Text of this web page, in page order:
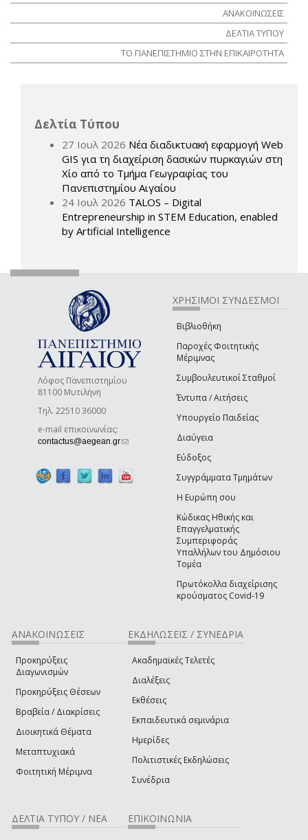
ΑΝΑΚΟΙΝΩΣΕΙΣ
ΔΕΛΤΙΑ ΤΥΠΟΥ
ΤΟ ΠΑΝΕΠΙΣΤΗΜΙΟ ΣΤΗΝ ΕΠΙΚΑΙΡΟΤΗΤΑ
Δελτία Τύπου
27 Ιουλ 2026 Νέα διαδικτυακή εφαρμογή Web
GIS για τη διαχείριση δασικών πυρκαγιών στη
Χίο από το Τμήμα Γεωγραφίας του
Πανεπιστημίου Αιγαίου
24 Ιουλ 2026 TALOS – Digital
Entrepreneurship in STEM Education, enabled
by Artificial Intelligence
Λόφος Πανεπιστημίου
81100 Μυτιλήνη
Τηλ. 22510 36000
e-mail επικοινωνίας:
contactus@aegean.gr(link sends e-mail)
ΧΡΗΣΙΜΟΙ ΣΥΝΔΕΣΜΟΙ
Βιβλιοθήκη
Παροχές Φοιτητικής
Μέριμνας
Συμβουλευτικοί Σταθμοί
Έντυπα / Αιτήσεις
Υπουργείο Παιδείας
Διαύγεια
Εύδοξος
Συγγράμματα Τμημάτων
Η Ευρώπη σου
Κώδικας Ηθικής και
Επαγγελματικής
Συμπεριφοράς
Υπαλλήλων του Δημόσιου
Τομέα
Πρωτόκολλα διαχείρισης
κρούσματος Covid-19
ΑΝΑΚΟΙΝΩΣΕΙΣ
Προκηρύξεις
Διαγωνισμών
Προκηρύξεις Θέσεων
Βραβεία / Διακρίσεις
Διοικητικά Θέματα
Μεταπτυχιακά
Φοιτητική Μέριμνα
ΕΚΔΗΛΩΣΕΙΣ / ΣΥΝΕΔΡΙΑ
Ακαδημαϊκές Τελετές
Διαλέξεις
Εκθέσεις
Εκπαιδευτικά σεμινάρια
Ημερίδες
Πολιτιστικές Εκδηλώσεις
Συνέδρια
ΔΕΛΤΙΑ ΤΥΠΟΥ / ΝΕΑ ΕΠΙΚΟΙΝΩΝΙΑ